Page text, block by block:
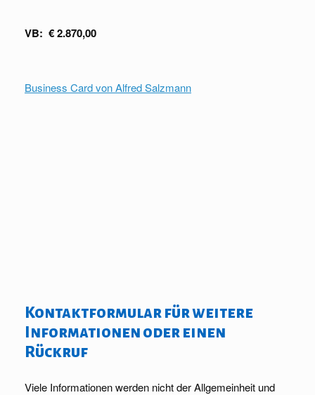
VB: € 2.870,00
Business Card von Alfred Salzmann
Kontaktformular für weitere
Informationen oder einen
Rückruf
Viele Informationen werden nicht der Allgemeinheit und